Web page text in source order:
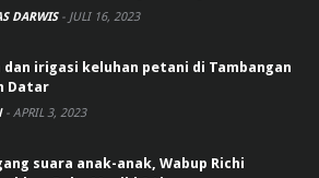
DARWIS - JULI 16, 2023
dan irigasi keluhan petani di Tambangan
Datar
- APRIL 3, 2023
suara anak-anak, Wabup Richi